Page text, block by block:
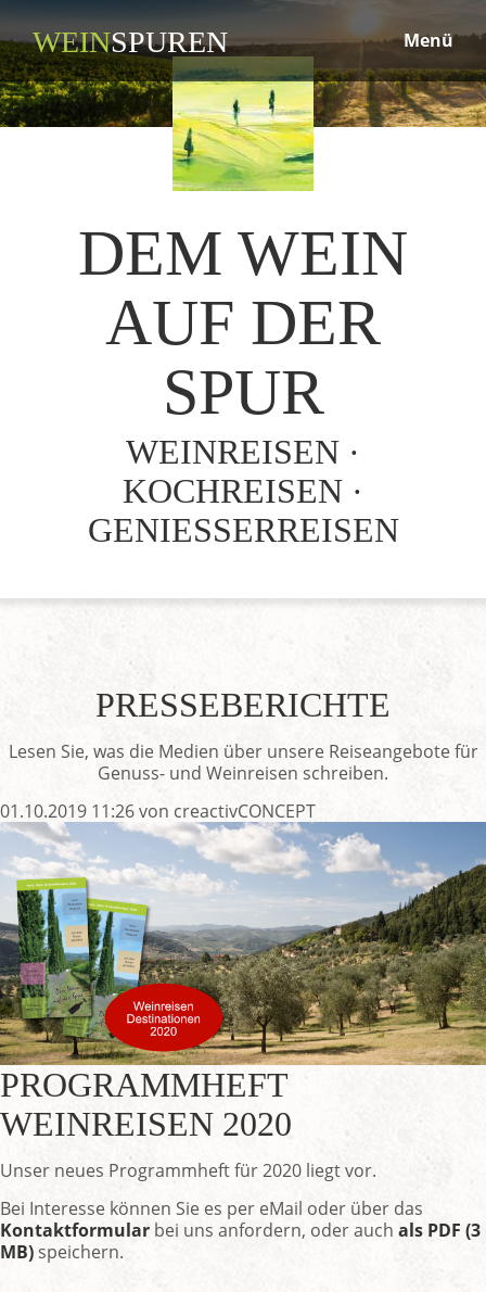
WEINSPUREN Menü
DEM WEIN
AUF DER
SPUR
WEINREISEN ·
KOCHREISEN ·
GENIESSERREISEN
PRESSEBERICHTE
Lesen Sie, was die Medien über unsere Reiseangebote für
Genuss- und Weinreisen schreiben.
01.10.2019 11:26von creactivCONCEPT
PROGRAMMHEFT
WEINREISEN 2020
Unser neues Programmheft für 2020 liegt vor.
Bei Interesse können Sie es per eMail oder über das
Kontaktformular bei uns anfordern, oder auch als PDF (3
MB) speichern.